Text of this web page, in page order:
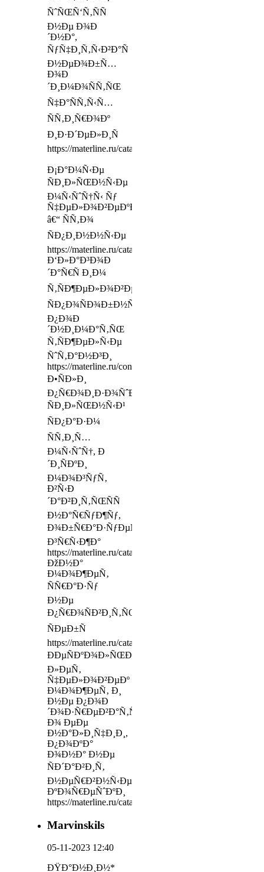
ÑˆÑŒÑ‘Ñ‚ÑÑ
Ð½Ðµ Ð¾Ð
´Ð½Ð°,
ÑƒÑ‡Ð¸Ñ‚Ñ‹Ð²Ð°Ñ
Ð½ÐµÐ¾Ð±Ñ…
Ð¾Ð
´Ð¸Ð¼Ð¾ÑÑ‚ÑŒ
Ñ‡Ð°ÑÑ‚Ñ‹Ñ…
ÑÑ‚Ð¸Ñ€Ð¾Ðº
Ð¸Ð·Ð´ÐµÐ»Ð¸Ñ
https://materline.ru/catalog/accessories/pillows/
Ð¡Ð°Ð¼Ñ‹Ðµ
ÑÐ¸Ð»ÑŒÐ½Ñ‹Ðµ
Ð¼Ñ‹ÑˆÑ†Ñ‹ Ñƒ
Ñ‡ÐµÐ»Ð¾Ð²ÐµÐºÐ°
â€“ ÑÑ‚Ð¾
ÑÐ¿Ð¸Ð½Ð½Ñ‹Ðµ
https://materline.ru/catalog/mattresses/lux/
Ð‘Ð»Ð°Ð³Ð¾Ð
´Ð°Ñ€Ñ Ð¸Ð¼
Ñ‚ÑÐ¶ÐµÐ»Ð¾Ð²ÐµÑÑ‹
ÑÐ¿Ð¾ÑÐ¾Ð±Ð½Ñ‹
Ð¿Ð¾Ð
´Ð½Ð¸Ð¼Ð°Ñ‚ÑŒ
Ñ‚ÑÐ¶ÐµÐ»Ñ‹Ðµ
ÑˆÑ‚Ð°Ð½Ð³Ð¸
https://materline.ru/contacts/
Ð•ÑÐ»Ð¸
Ð¿Ñ€Ð¾Ð¸Ð·Ð¾ÑˆÐµÐ»
ÑÐ¸Ð»ÑŒÐ½Ñ‹Ð¹
ÑÐ¿Ð°Ð·Ð¼
ÑÑ‚Ð¸Ñ…
Ð¼Ñ‹ÑˆÑ†, Ð
´Ð¸ÑÐºÐ¸
Ð¼Ð¾Ð³ÑƒÑ‚
Ð²Ñ‹Ð
´Ð°Ð²Ð¸Ñ‚ÑŒÑÑ
Ð½Ð°Ñ€ÑƒÐ¶Ñƒ,
Ð¾Ð±Ñ€Ð°Ð·ÑƒÐµÑ‚ÑÑ
Ð³Ñ€Ñ‹Ð¶Ð°
https://materline.ru/catalog/mattresses/lux/
ÐžÐ½Ð°
Ð¼Ð¾Ð¶ÐµÑ‚
ÑÑ€Ð°Ð·Ñƒ
Ð½Ðµ
Ð¿Ñ€Ð¾ÑÐ²Ð¸Ñ‚ÑŒ
ÑÐµÐ±Ñ
https://materline.ru/catalog/mattresses_for_babys/
ÐÐµÑÐºÐ¾Ð»ÑŒÐºÐ¾
Ð»ÐµÑ‚
Ñ‡ÐµÐ»Ð¾Ð²ÐµÐº
Ð¼Ð¾Ð¶ÐµÑ‚ Ð¸
Ð½Ðµ Ð¿Ð¾Ð
´Ð¾Ð·Ñ€ÐµÐ²Ð°Ñ‚ÑŒ
Ð¾ ÐµÐµ
Ð½Ð°Ð»Ð¸Ñ‡Ð¸Ð¸,
Ð¿Ð¾ÐºÐ°
Ð¾Ð½Ð° Ð½Ðµ
ÑÐ´Ð°Ð²Ð¸Ñ‚
Ð½ÐµÑ€Ð²Ð½Ñ‹Ðµ
ÐºÐ¾Ñ€ÐµÑˆÐºÐ¸
https://materline.ru/catalog/accessories/pillows/
Marvinskils
05-11-2023 12:40
ÐŸÐ°Ð½Ð¸Ð½*